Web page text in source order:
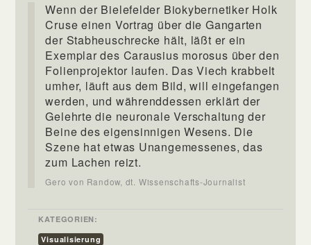
Wenn der Bielefelder Biokybernetiker Holk
Cruse einen Vortrag über die Gangarten
der Stabheuschrecke hält, läßt er ein
Exemplar des Carausius morosus über den
Folienprojektor laufen. Das Viech krabbelt
umher, läuft aus dem Bild, will eingefangen
werden, und währenddessen erklärt der
Gelehrte die neuronale Verschaltung der
Beine des eigensinnigen Wesens. Die
Szene hat etwas Unangemessenes, das
zum Lachen reizt.
Gero von Randow, dt. Wissenschafts-Journalist
KATEGORIEN:
Visualisierung